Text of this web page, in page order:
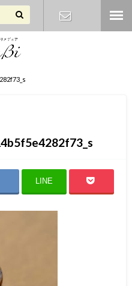
LINE